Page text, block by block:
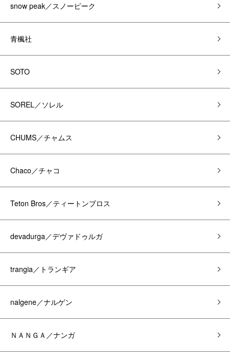
snow peak／スノーピーク
青楓社
SOTO
SOREL／ソレル
CHUMS／チャムス
Chaco／チャコ
Teton Bros／ティートンブロス
devadurga／デヴァドゥルガ
trangia／トランギア
nalgene／ナルゲン
ＮＡＮＧＡ／ナンガ